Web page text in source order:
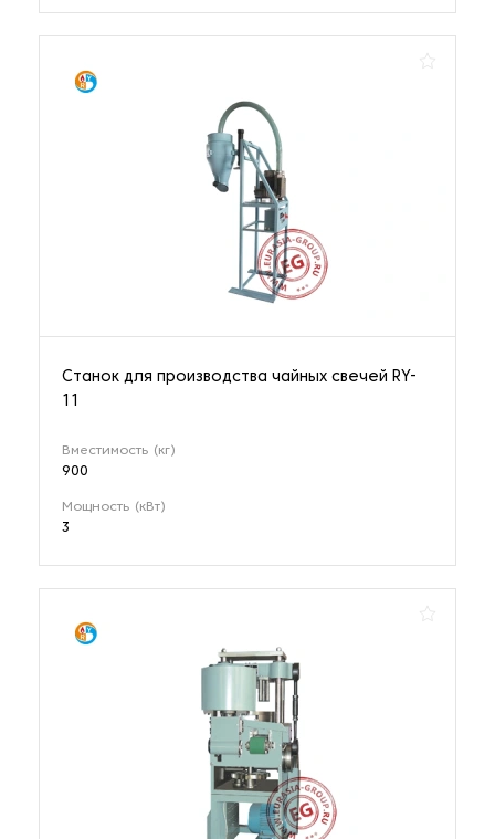
Станок для производства чайных свечей RY-
Вместимость (кг)
900
Мощность (кВт)
3